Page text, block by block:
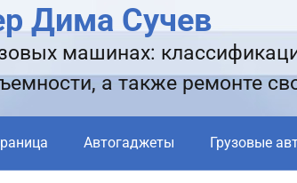
Дима Сучев
машинах:
а также ремонте
Автогаджеты Грузовые